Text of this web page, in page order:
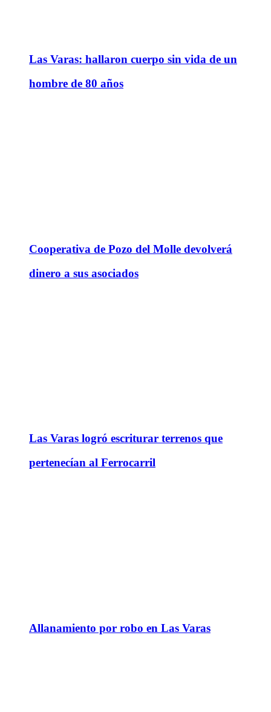
Las Varas: hallaron cuerpo sin vida de un
hombre de 80 años
Cooperativa de Pozo del Molle devolverá
dinero a sus asociados
Las Varas logró escriturar terrenos que
pertenecían al Ferrocarril
Allanamiento por robo en Las Varas